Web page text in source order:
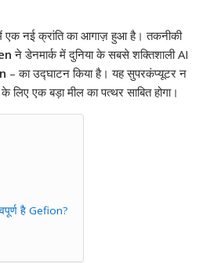
में एक नई क्रांति का आगाज़ हुआ है। तकनीकी
ने डेनमार्क में दुनिया के सबसे शक्तिशाली AI
– का उद्घाटन किया है। यह सुपरकंप्यूटर न
लिए एक बड़ा मील का पत्थर साबित होगा।
है Gefion?